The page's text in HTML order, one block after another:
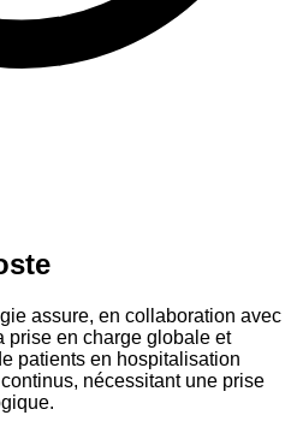
assure, en collaboration avec
prise en charge globale et
patients en hospitalisation
nécessitant une prise